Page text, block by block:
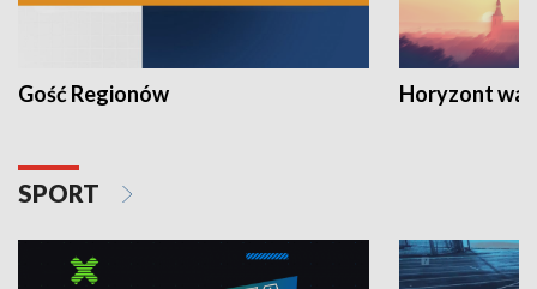
Gość Regionów Horyzont
SPORT